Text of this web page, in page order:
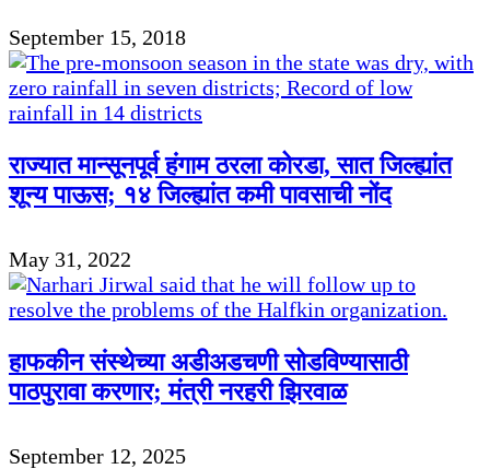
September 15, 2018
राज्यात मान्सूनपूर्व हंगाम ठरला कोरडा, सात जिल्ह्यांत
शून्य पाऊस; १४ जिल्ह्यांत कमी पावसाची नोंद
May 31, 2022
हाफकीन संस्थेच्या अडीअडचणी सोडविण्यासाठी
पाठपुरावा करणार; मंत्री नरहरी झिरवाळ
September 12, 2025